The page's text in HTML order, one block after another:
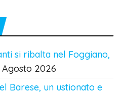
si ribalta nel Foggiano,
Agosto 2026
Barese, un ustionato e